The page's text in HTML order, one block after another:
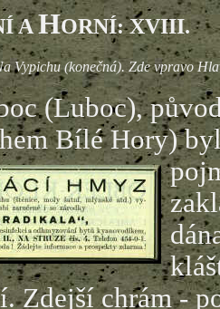
AHORNÍ: XVIII.
Vypichu (konečná). Zde vpravo
Bílé Hory)
Zdejší chrám -